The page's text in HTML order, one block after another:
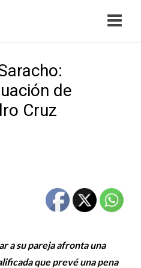
de
Cruz
a su pareja afronta una
que prevé una pena